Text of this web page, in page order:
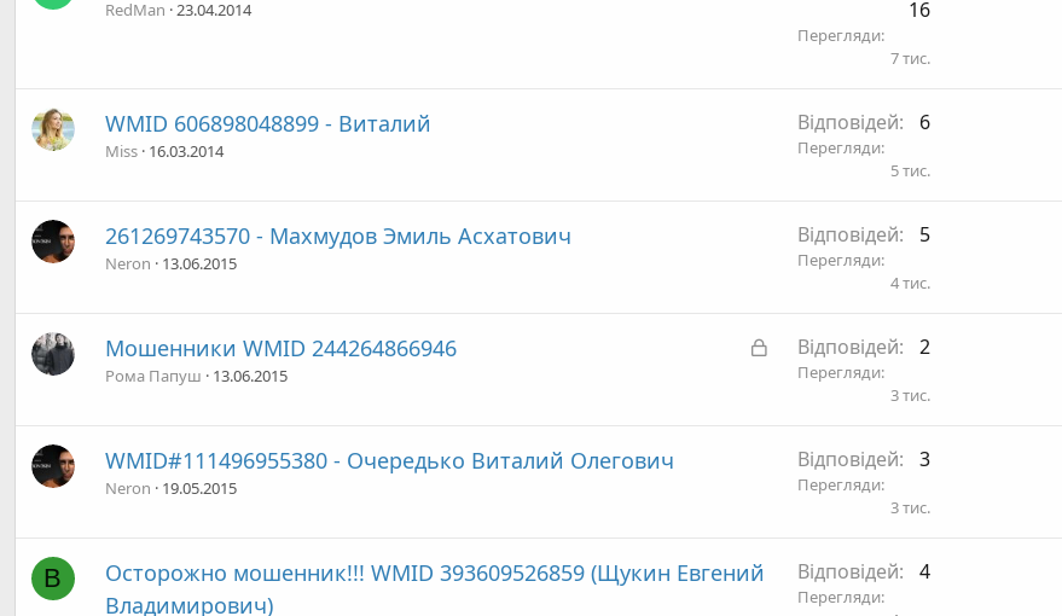
RedMan 23.04.2014
16
Перегляди
7 тис.
WMID 606898048899 - Виталий
Miss 16.03.2014
Відповідей 6
Перегляди
5 тис.
261269743570 - Махмудов Эмиль Асхатович
Neron 13.06.2015
Відповідей 5
Перегляди
4 тис.
З
Мошенники WMID 244264866946
Рома Папуш 13.06.2015
Відповідей 2
Перегляди
3 тис.
WMID#111496955380 - Очередько Виталий Олегович
Neron 19.05.2015
Відповідей 3
Перегляди
3 тис.
B
Осторожно мошенник!!! WMID 393609526859 (Щукин Евгений
Владимирович)
Відповідей 4
Перегляди